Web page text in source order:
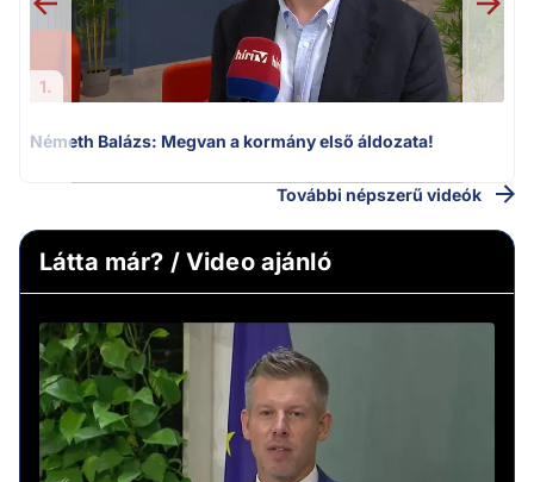
1.
Németh Balázs: Megvan a kormány első áldozata!
További népszerű videók
Látta már? / Video ajánló